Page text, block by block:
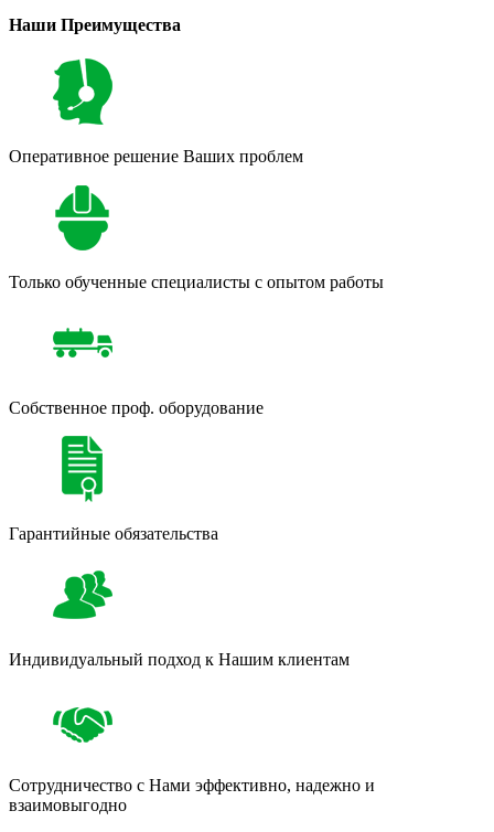
Наши Преимущества
Оперативное решение Ваших проблем
Только обученные специалисты с опытом работы
Собственное проф. оборудование
Гарантийные обязательства
Индивидуальный подход к Нашим клиентам
Сотрудничество с Нами эффективно, надежно и
взаимовыгодно